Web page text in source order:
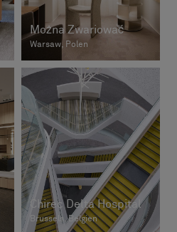
Można Zwariować
Warsaw, Polen
Chirec Delta Hospital
Brussels, Belgien